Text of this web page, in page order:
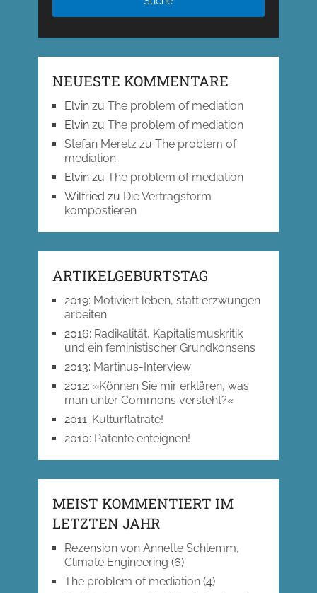
NEUESTE KOMMENTARE
Elvinzu The problem of mediation
Elvinzu The problem of mediation
Stefan Meretzzu The problem of
mediation
Elvinzu The problem of mediation
Wilfried zu Die Vertragsform
kompostieren
ARTIKELGEBURTSTAG
2019: Motiviert leben, statt erzwungen
arbeiten
2016: Radikalität, Kapitalismuskritik
und ein feministischer Grundkonsens
2013: Martinus-Interview
2012: »Können Sie mir erklären, was
man unter Commons versteht?«
2011: Kulturflatrate!
2010: Patente enteignen!
MEIST KOMMENTIERT IM
LETZTEN JAHR
Rezension von Annette Schlemm,
Climate Engineering (6)
The problem of mediation(4)